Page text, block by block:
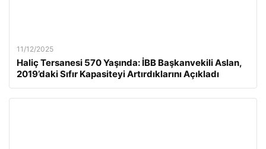
11/12/2025
Haliç Tersanesi 570 Yaşında: İBB Başkanvekili Aslan,
2019’daki Sıfır Kapasiteyi Artırdıklarını Açıkladı